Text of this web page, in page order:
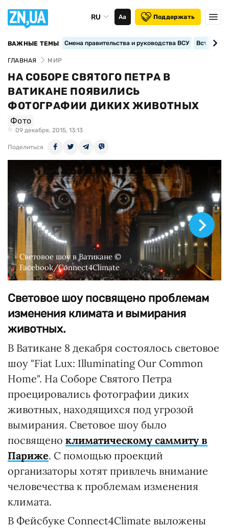
RU Аа Поддержать
ВАЖНЫЕ ТЕМЫ Смена правительства и руководства ВСУ
ГЛАВНАЯ МИР
НА СОБОРЕ СВЯТОГО ПЕТРА В
ВАТИКАНЕ ПОЯВИЛИСЬ
ФОТОГРАФИИ ДИКИХ ЖИВОТНЫХ
Фото
09 декабря, 2015, 13:13
Поделиться
Световое шоу в Ватикане ©
Facebook/Connect4Climate
Световое шоу посвящено проблемам
изменения климата и вымирания
животных.
В Ватикане 8 декабря состоялось световое
шоу "Fiat Lux: Illuminating Our Common
Home". На Соборе Святого Петра
проецировались фотографии диких
животных, находящихся под угрозой
вымирания. Световое шоу было
посвящено климатическому саммиту в
Париже. С помощью проекций
организаторы хотят привлечь внимание
человечества к проблемам изменения
климата.
В Фейсбуке Connect4Climate выложены